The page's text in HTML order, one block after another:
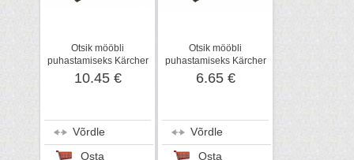
Otsik mööbli
puhastamiseks Kärcher
NW35
10.45 €
Võrdle
Osta
Otsik mööbli
puhastamiseks Kärcher
DN32, harjastega
6.65 €
Võrdle
Osta